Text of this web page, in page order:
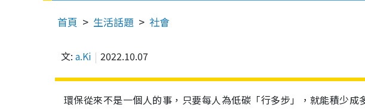
首頁 生活話題 社會
文: a.Ki 2022.10.07
環保從來不是一個人的事，只要每人為低碳「行多步」，就能積少